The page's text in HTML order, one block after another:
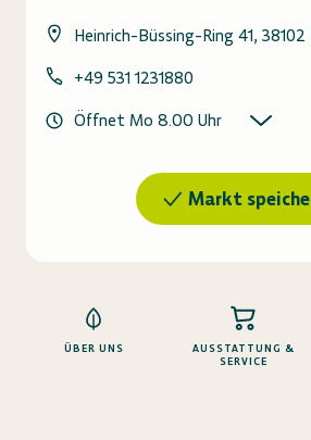
Heinrich-Büssing-Ring 41,
+49 531 1231880
Öffnet Mo 8.00 Uhr
Markt
ÜBER UNS
AUSSTATTUNG &
SERVICE